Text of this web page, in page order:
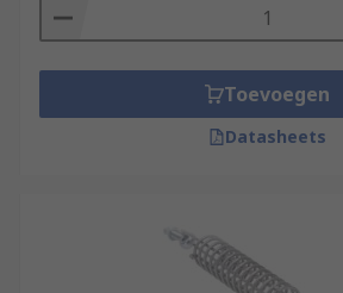
Toevoegen
Datasheets